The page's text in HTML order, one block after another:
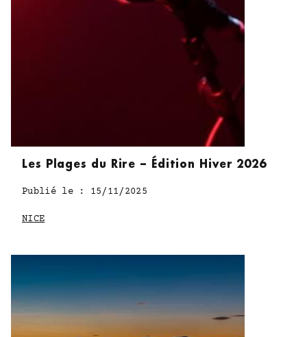
ACCUEIL
CHAMBRES & SUITES
PHOTOS
Les Plages du Rire – Édition Hiver 2026
Publié le : 15/11/2025
NICE